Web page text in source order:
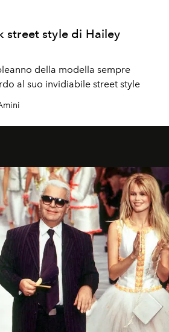
street style di Hailey
della modella sempre
al suo invidiabile street style